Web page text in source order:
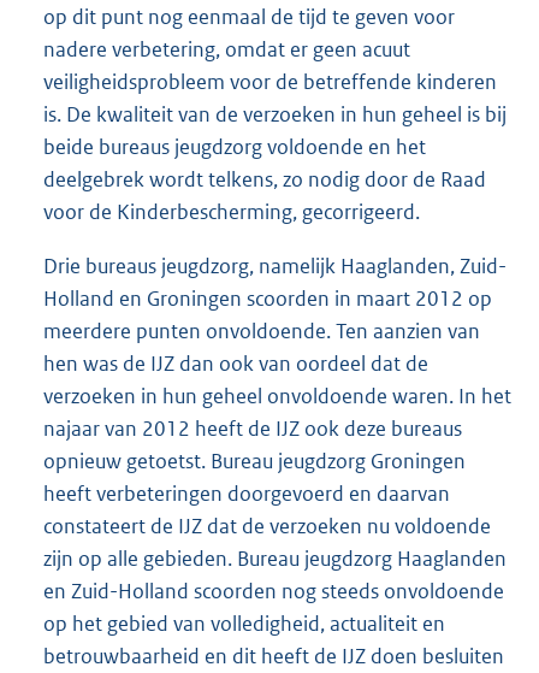
op dit punt nog eenmaal de tijd te geven voor
nadere verbetering, omdat er geen acuut
veiligheidsprobleem voor de betreffende kinderen
is. De kwaliteit van de verzoeken in hun geheel is bij
beide bureaus jeugdzorg voldoende en het
deelgebrek wordt telkens, zo nodig door de Raad
voor de Kinderbescherming, gecorrigeerd.
Drie bureaus jeugdzorg, namelijk Haaglanden, Zuid-
Holland en Groningen scoorden in maart 2012 op
meerdere punten onvoldoende. Ten aanzien van
hen was de IJZ dan ook van oordeel dat de
verzoeken in hun geheel onvoldoende waren. In het
najaar van 2012 heeft de IJZ ook deze bureaus
opnieuw getoetst. Bureau jeugdzorg Groningen
heeft verbeteringen doorgevoerd en daarvan
constateert de IJZ dat de verzoeken nu voldoende
zijn op alle gebieden. Bureau jeugdzorg Haaglanden
en Zuid-Holland scoorden nog steeds onvoldoende
op het gebied van volledigheid, actualiteit en
betrouwbaarheid en dit heeft de IJZ doen besluiten